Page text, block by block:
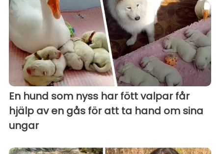
En hund som nyss har fött valpar får
hjälp av en gås för att ta hand om sina
ungar